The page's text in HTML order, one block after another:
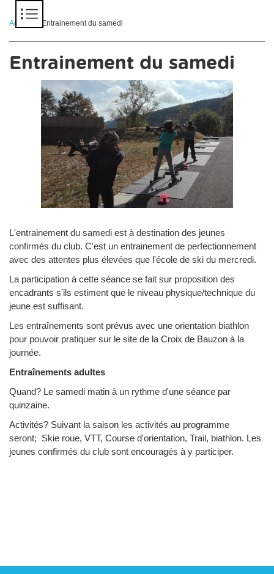
Accueil > Entrainement du samedi
Entrainement du samedi
L'entrainement du samedi est à destination des jeunes
confirmés du club. C'est un entrainement de perfectionnement
avec des attentes plus élevées que l'école de ski du mercredi.
La participation à cette séance se fait sur proposition des
encadrants s'ils estiment que le niveau physique/technique du
jeune est suffisant.
Les entraînements sont prévus avec une orientation biathlon
pour pouvoir pratiquer sur le site de la Croix de Bauzon à la
journée.
Entraînements adultes
Quand? Le samedi matin à un rythme d'une séance par
quinzaine.
Activités? Suivant la saison les activités au programme
seront; Skie roue, VTT, Course d'orientation, Trail, biathlon. Les
jeunes confirmés du club sont encouragés à y participer.